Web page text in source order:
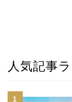
人気記事